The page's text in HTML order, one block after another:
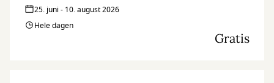
25. juni - 10. august 2026
Hele dagen
Gratis